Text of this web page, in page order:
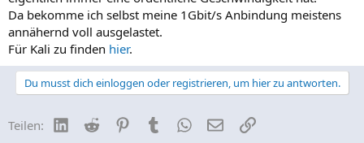
Da bekomme ich selbst meine 1Gbit/s Anbindung meistens
annähernd voll ausgelastet.
Für Kali zu finden hier.
Du musst dich einloggen oder registrieren, um hier zu antworten.
Teilen: LinkedIn
Reddit PinterestTumblrWhatsApp
E-MailLink